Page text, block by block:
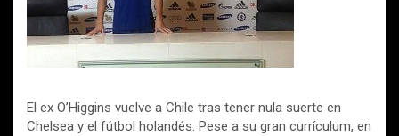
El ex O’Higgins vuelve a Chile tras tener nula suerte en
Chelsea y el fútbol holandés. Pese a su gran currículum, en